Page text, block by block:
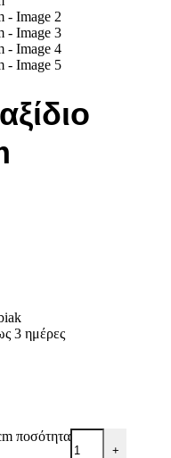
3 ημέρες
ποσότητα
+